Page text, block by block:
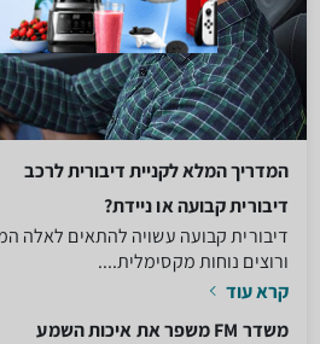
המדריך המלא לקניית דיבורית לרכב
דיבורית קבועה או ניידת?
דיבורית קבועה עשויה להתאים לאלה
ורוצים נוחות מקסימלית....
קרא עוד
משדר FM משפר את איכות השמע